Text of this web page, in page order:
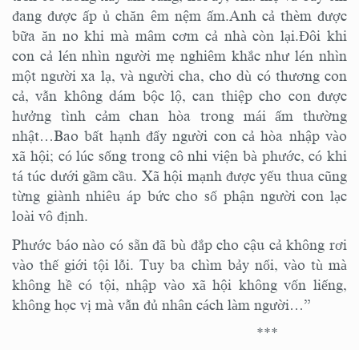
đang được ấp ủ chăn êm nệm ấm.Anh cả thèm được
bữa ăn no khi mà mâm cơm cả nhà còn lại.Đôi khi
con cả lén nhìn người mẹ nghiêm khắc như lén nhìn
một người xa lạ, và người cha, cho dù có thương con
cả, vẫn không dám bộc lộ, can thiệp cho con được
hưởng tình cảm chan hòa trong mái ấm thường
nhật…Bao bất hạnh đẩy người con cả hòa nhập vào
xã hội; có lúc sống trong cô nhi viện bà phước, có khi
tá túc dưới gầm cầu. Xã hội mạnh được yếu thua cũng
từng giành nhiêu áp bức cho số phận người con lạc
loài vô định.
Phước báo nào có sẵn đã bù đắp cho cậu cả không rơi
vào thế giới tội lỗi. Tuy ba chìm bảy nổi, vào tù mà
không hề có tội, nhập vào xã hội không vốn liếng,
không học vị mà vẫn đủ nhân cách làm người…”
***